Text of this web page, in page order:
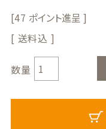
47
送料込